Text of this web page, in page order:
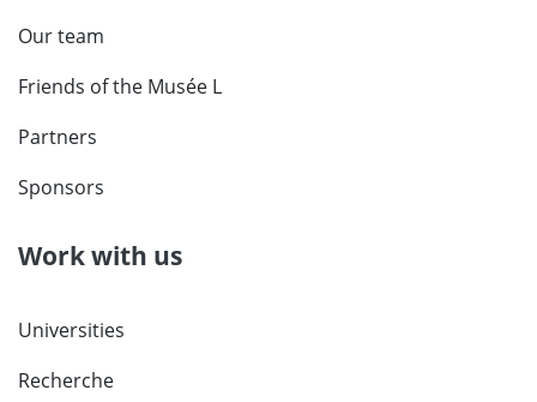
Our team
Friends of the Musée L
Partners
Sponsors
Work with us
Universities
Recherche